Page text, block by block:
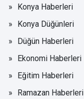
Konya Haberleri
Konya Düğünleri
Düğün Haberleri
Ekonomi Haberleri
Eğitim Haberleri
Ramazan Haberleri